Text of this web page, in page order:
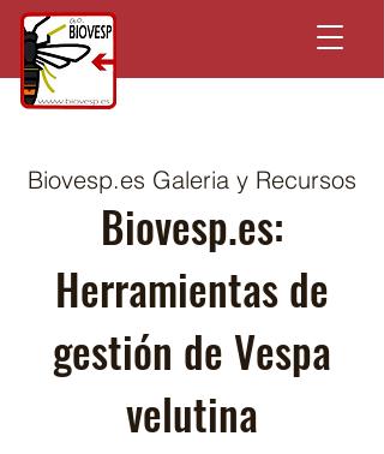
Biovesp.es Galeria y Recursos
Biovesp.es:
Herramientas de
gestión de Vespa
velutina